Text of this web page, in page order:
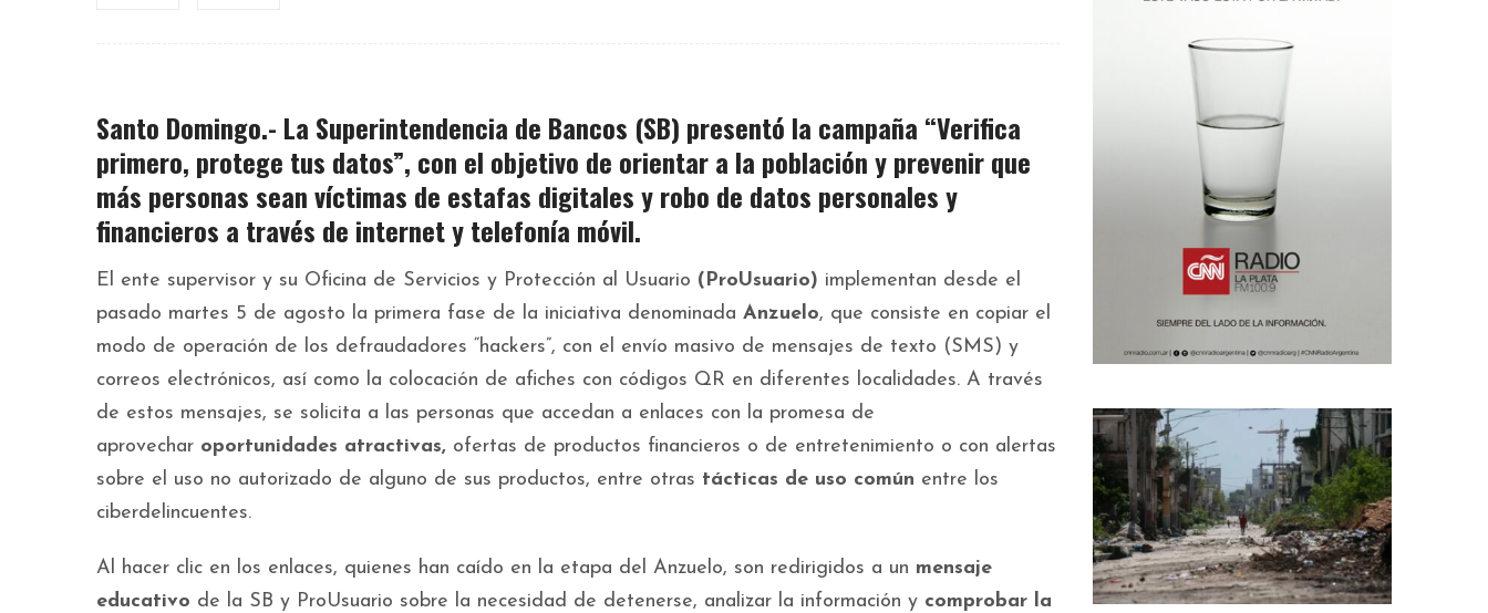
Santo Domingo.- La Superintendencia de Bancos (SB) presentó la campaña “Verifica
primero, protege tus datos”, con el objetivo de orientar a la población y prevenir que
más personas sean víctimas de estafas digitalesy robo de datos personales y
financieros a través de internet y telefonía móvil.
El ente supervisor y su Oficina de Servicios y Protección al Usuario (ProUsuario) implementan desde el
pasado martes 5 de agosto la primera fase de la iniciativa denominada Anzuelo, que consiste en copiar el
modo de operación de los defraudadores “hackers”, con el envío masivo de mensajes de texto (SMS) y
correos electrónicos, así como la colocación de afiches con códigos QR en diferentes localidades. A través
de estos mensajes, se solicita a las personas que accedan a enlaces con la promesa de
aprovechar oportunidades atractivas, ofertas de productos financieros o de entretenimiento o con alertas
sobre el uso no autorizado de alguno de sus productos, entre otras tácticas de uso común entre los
ciberdelincuentes.
Al hacer clic en los enlaces, quienes han caído en la etapa del Anzuelo, son redirigidos a un mensaje
educativo de la SB y ProUsuario sobre la necesidad de detenerse, analizar la información y comprobar la